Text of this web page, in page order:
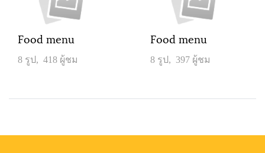
Food menu
8 รูป, 418 ผู้ชม
Food menu
8 รูป, 397 ผู้ชม